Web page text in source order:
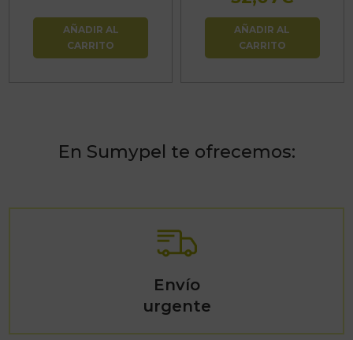
AÑADIR AL
CARRITO
AÑADIR AL
CARRITO
En Sumypel te ofrecemos:
Envío
urgente